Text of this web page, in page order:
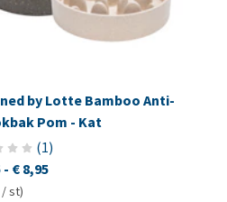
by Lotte Bamboo Anti-
Pom - Kat
(1)
- € 8,95
/ st)